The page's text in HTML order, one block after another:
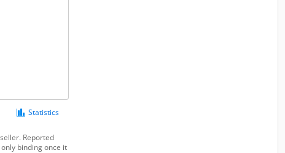
Statistics
Reported
binding once it